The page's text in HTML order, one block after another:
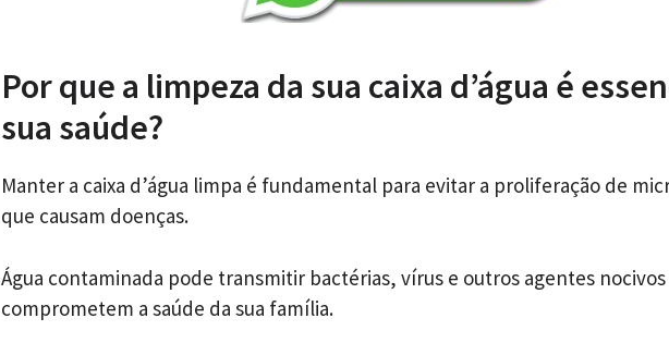
Por que a limpeza da sua caixa d’água é
sua saúde?
Manter a caixa d’água limpa é fundamental para evitar a proliferação de
que causam doenças.
Água contaminada pode transmitir bactérias, vírus e outros agentes
comprometem a saúde da sua família.